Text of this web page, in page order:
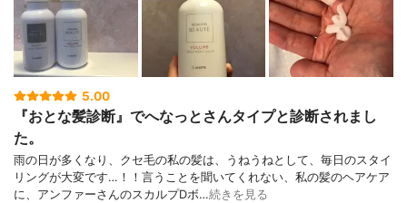
5.00
『おとな髪診断』でへなっとさんタイプと診断されまし
た。
雨の日が多くなり、クセ毛の私の髪は、うねうねとして、毎日のスタイ
リングが大変です…！！言うことを聞いてくれない、私の髪のヘアケア
に、アンファーさんのスカルプDボ…続きを見る